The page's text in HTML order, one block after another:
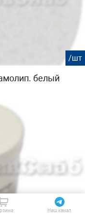
/шт
белый
Наш канал